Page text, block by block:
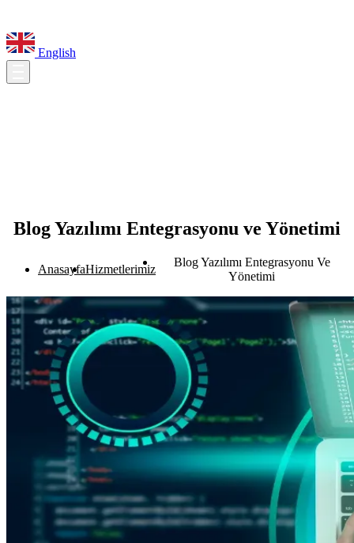
English
Blog Yazılımı Entegrasyonu ve Yönetimi
AnasayfaHizmetlerimiz
Blog Yazılımı Entegrasyonu Ve
Yönetimi